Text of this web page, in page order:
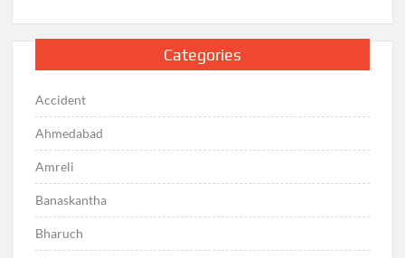
Categories
Accident
Ahmedabad
Amreli
Banaskantha
Bharuch